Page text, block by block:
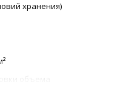
объема
хранения)